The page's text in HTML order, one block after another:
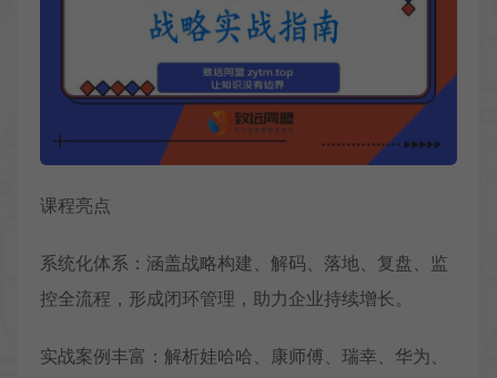
课程亮点
系统化体系：涵盖战略构建、解码、落地、复盘、监
控全流程，形成闭环管理，助力企业持续增长。
实战案例丰富：解析娃哈哈、康师傅、瑞幸、华为、